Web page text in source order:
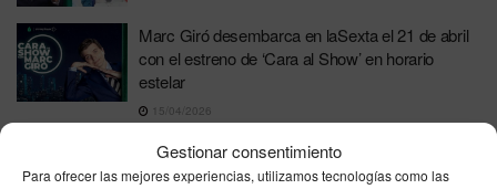
Gestionar consentimiento
Para ofrecer las mejores experiencias, utilizamos tecnologías como las
Marc Giró desembarca en laSexta el 21 de abril
con el estreno de ‘Cara al Show’ en horario
estelar
15/04/2026
Pedro Sánchez sorprende a Marc Giró en ‘Lo de
Évole’ tras su fichaje por Atresmedia